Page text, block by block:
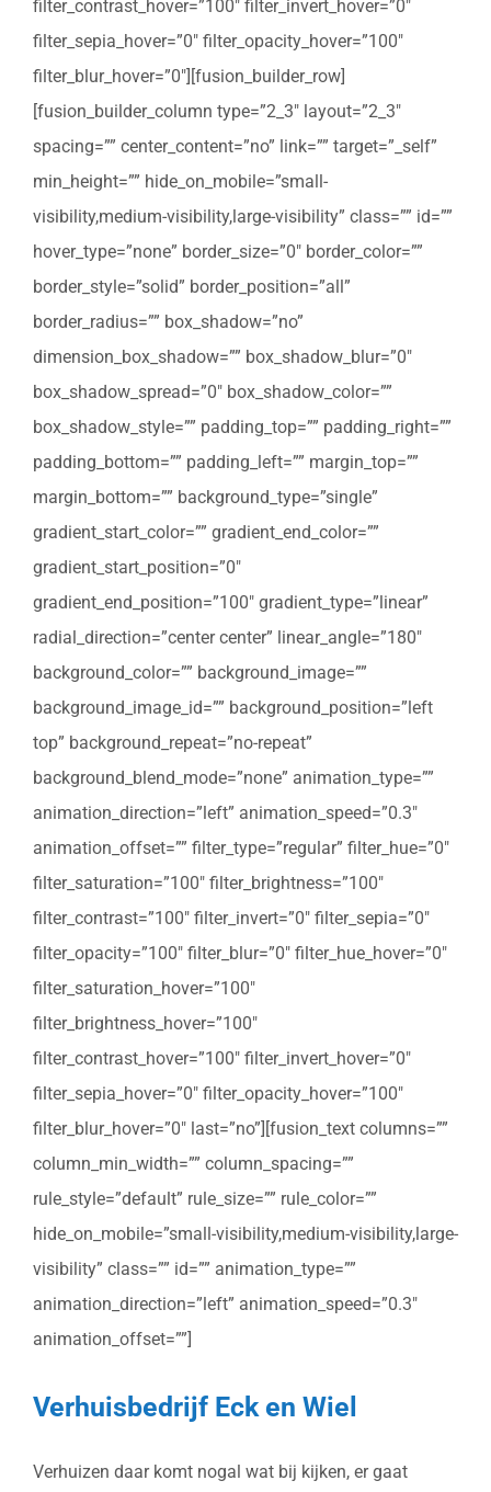
filter_contrast_hover=”100″ filter_invert_hover=”0″
filter_sepia_hover=”0″ filter_opacity_hover=”100″
filter_blur_hover=”0″][fusion_builder_row]
[fusion_builder_column type=”2_3″ layout=”2_3″
spacing=”” center_content=”no” link=”” target=”_self”
min_height=”” hide_on_mobile=”small-
visibility,medium-visibility,large-visibility” class=”” id=””
hover_type=”none” border_size=”0″ border_color=””
border_style=”solid” border_position=”all”
border_radius=”” box_shadow=”no”
dimension_box_shadow=”” box_shadow_blur=”0″
box_shadow_spread=”0″ box_shadow_color=””
box_shadow_style=”” padding_top=”” padding_right=””
padding_bottom=”” padding_left=”” margin_top=””
margin_bottom=”” background_type=”single”
gradient_start_color=”” gradient_end_color=””
gradient_start_position=”0″
gradient_end_position=”100″ gradient_type=”linear”
radial_direction=”center center” linear_angle=”180″
background_color=”” background_image=””
background_image_id=”” background_position=”left
top” background_repeat=”no-repeat”
background_blend_mode=”none” animation_type=””
animation_direction=”left” animation_speed=”0.3″
animation_offset=”” filter_type=”regular” filter_hue=”0″
filter_saturation=”100″ filter_brightness=”100″
filter_contrast=”100″ filter_invert=”0″ filter_sepia=”0″
filter_opacity=”100″ filter_blur=”0″ filter_hue_hover=”0″
filter_saturation_hover=”100″
filter_brightness_hover=”100″
filter_contrast_hover=”100″ filter_invert_hover=”0″
filter_sepia_hover=”0″ filter_opacity_hover=”100″
filter_blur_hover=”0″ last=”no”][fusion_text columns=””
column_min_width=”” column_spacing=””
rule_style=”default” rule_size=”” rule_color=””
hide_on_mobile=”small-visibility,medium-visibility,large-
visibility” class=”” id=”” animation_type=””
animation_direction=”left” animation_speed=”0.3″
animation_offset=””]
Verhuisbedrijf Eck en Wiel
Verhuizen daar komt nogal wat bij kijken, er gaat